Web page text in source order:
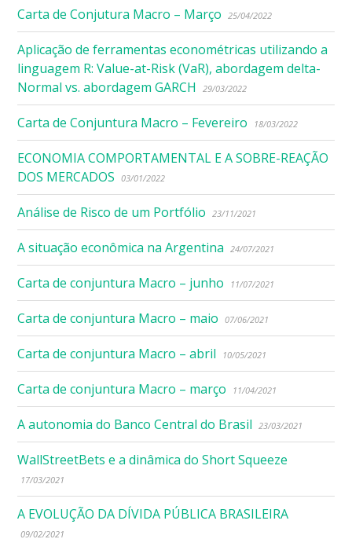
Carta de Conjutura Macro – Março 25/04/2022
Aplicação de ferramentas econométricas utilizando a
linguagem R: Value-at-Risk (VaR), abordagem delta-
Normal vs. abordagem GARCH
29/03/2022
Carta de Conjuntura Macro – Fevereiro 18/03/2022
ECONOMIA COMPORTAMENTAL E A SOBRE-REAÇÃO
DOS MERCADOS
03/01/2022
Análise de Risco de um Portfólio 23/11/2021
A situação econômica na Argentina 24/07/2021
Carta de conjuntura Macro – junho 11/07/2021
Carta de conjuntura Macro – maio 07/06/2021
Carta de conjuntura Macro – abril 10/05/2021
Carta de conjuntura Macro – março 11/04/2021
A autonomia do Banco Central do Brasil 23/03/2021
WallStreetBets e a dinâmica do Short Squeeze
17/03/2021
A EVOLUÇÃO DA DÍVIDA PÚBLICA BRASILEIRA
09/02/2021